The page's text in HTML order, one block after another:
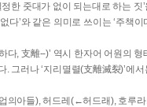
정한 줏대가 없이 되는대로 하는 짓
다’와 같은 의미로 쓰이는 ‘주책이
, 支離--)’ 역시 한자어 어원의 형
그러나 ‘지리멸렬(支離滅裂)’에서
의아들), 허드레(←허드래), 호루